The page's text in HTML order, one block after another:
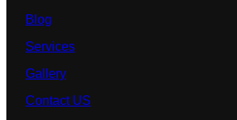
Blog
Services
Gallery
Contact US